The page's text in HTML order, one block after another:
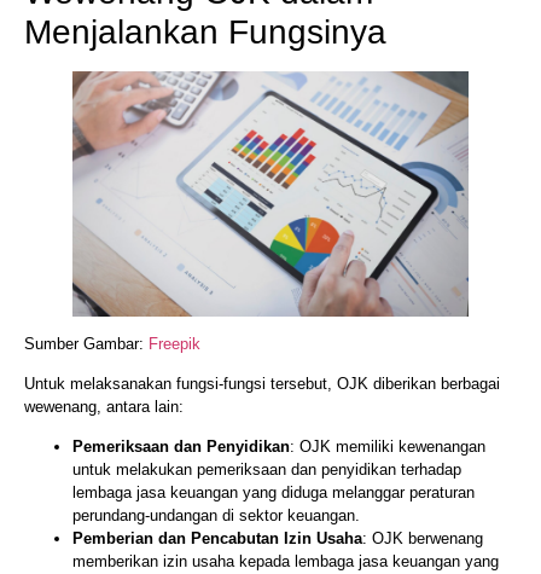
Menjalankan Fungsinya
Sumber Gambar: Freepik
Untuk melaksanakan fungsi-fungsi tersebut, OJK diberikan berbagai
wewenang, antara lain:
Pemeriksaan dan Penyidikan: OJK memiliki kewenangan
untuk melakukan pemeriksaan dan penyidikan terhadap
lembaga jasa keuangan yang diduga melanggar peraturan
perundang-undangan di sektor keuangan.
Pemberian dan Pencabutan Izin Usaha: OJK berwenang
memberikan izin usaha kepada lembaga jasa keuangan yang